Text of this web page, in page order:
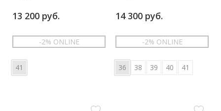
13 200 руб.
-2% ONLINE
41
14 300 руб.
-2% ONLINE
36 38 39 40 41